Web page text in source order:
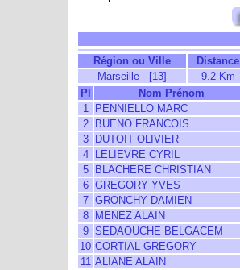
Région ou Ville
Distance
Marseille - [13]
9.2 Km
Pl
Nom Prénom
1
PENNIELLO MARC
2
BUENO FRANCOIS
3
DUTOIT OLIVIER
4
LELIEVRE CYRIL
5
BLACHERE CHRISTIAN
6 GREGORY YVES
7 GRONCHY DAMIEN
8
MENEZ ALAIN
9 SEDAOUCHE BELGACEM
10 CORTIAL GREGORY
11 ALIANE ALAIN